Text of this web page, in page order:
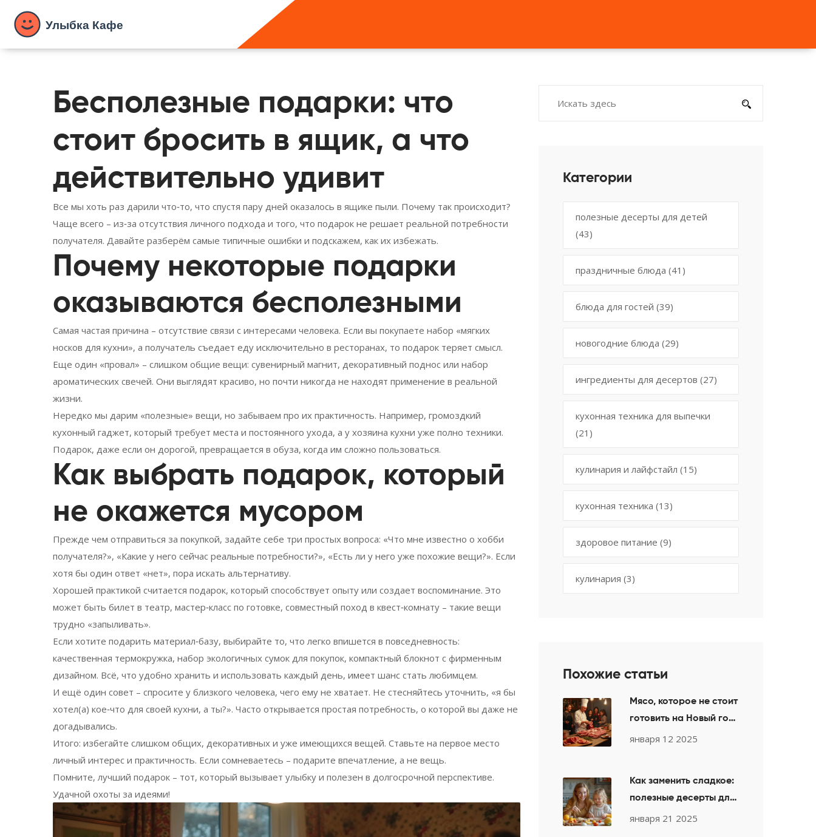
Бесполезные подарки: что
стоит бросить в ящик, а что
действительно удивит
Все мы хоть раз дарили что‑то, что спустя пару дней оказалось в ящике пыли. Почему так происходит?
Чаще всего – из‑за отсутствия личного подхода и того, что подарок не решает реальной потребности
получателя. Давайте разберём самые типичные ошибки и подскажем, как их избежать.
Почему некоторые подарки
оказываются бесполезными
Самая частая причина – отсутствие связи с интересами человека. Если вы покупаете набор «мягких
носков для кухни», а получатель съедает еду исключительно в ресторанах, то подарок теряет смысл.
Еще один «провал» – слишком общие вещи: сувенирный магнит, декоративный поднос или набор
ароматических свечей. Они выглядят красиво, но почти никогда не находят применение в реальной
жизни.
Нередко мы дарим «полезные» вещи, но забываем про их практичность. Например, громоздкий
кухонный гаджет, который требует места и постоянного ухода, а у хозяина кухни уже полно техники.
Подарок, даже если он дорогой, превращается в обуза, когда им сложно пользоваться.
Как выбрать подарок, который
не окажется мусором
Прежде чем отправиться за покупкой, задайте себе три простых вопроса: «Что мне известно о хобби
получателя?», «Какие у него сейчас реальные потребности?», «Есть ли у него уже похожие вещи?». Если
хотя бы один ответ «нет», пора искать альтернативу.
Хорошей практикой считается подарок, который способствует опыту или создает воспоминание. Это
может быть билет в театр, мастер‑класс по готовке, совместный поход в квест‑комнату – такие вещи
трудно «запыливать».
Если хотите подарить материал‑базу, выбирайте то, что легко впишется в повседневность:
качественная термокружка, набор экологичных сумок для покупок, компактный блокнот с фирменным
дизайном. Всё, что удобно хранить и использовать каждый день, имеет шанс стать любимцем.
И ещё один совет – спросите у близкого человека, чего ему не хватает. Не стесняйтесь уточнить, «я бы
хотел(а) кое‑что для своей кухни, а ты?». Часто открывается простая потребность, о которой вы даже не
догадывались.
Итого: избегайте слишком общих, декоративных и уже имеющихся вещей. Ставьте на первое место
личный интерес и практичность. Если сомневаетесь – подарите впечатление, а не вещь.
Помните, лучший подарок – тот, который вызывает улыбку и полезен в долгосрочной перспективе.
Удачной охоты за идеями!
Категории
полезные десерты для детей
(43)
праздничные блюда (41)
блюда для гостей (39)
новогодние блюда (29)
ингредиенты для десертов (27)
кухонная техника для выпечки
(21)
кулинария и лайфстайл (15)
кухонная техника (13)
здоровое питание (9)
кулинария (3)
Похожие статьи
Мясо, которое не стоит
готовить на Новый год
2025
января 12 2025
Как заменить сладкое:
полезные десерты для
детей
января 21 2025